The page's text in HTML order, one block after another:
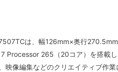
は、幅126mm×奥行
Processor 265（20コア）を搭載
映像編集などのクリエイティブ作